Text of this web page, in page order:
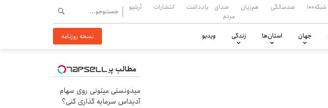
شبکه۱۰۰ صدسالگی هم‌زبان
صدای
مردم
یادداشت انتشارات آرشیو
جهان استان‌ها زندگی ویدیو نسخه روزنامه
مطالب پیشنهادی
میدونستی میتونی روی سهام
آدیداس سرمایه گذاری کنی؟